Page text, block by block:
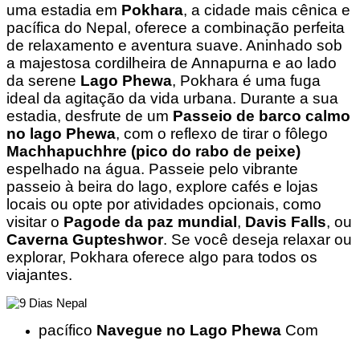
uma estadia em Pokhara, a cidade mais cênica e
pacífica do Nepal, oferece a combinação perfeita
de relaxamento e aventura suave. Aninhado sob
a majestosa cordilheira de Annapurna e ao lado
da serene Lago Phewa, Pokhara é uma fuga
ideal da agitação da vida urbana. Durante a sua
estadia, desfrute de um Passeio de barco calmo
no lago Phewa, com o reflexo de tirar o fôlego
Machhapuchhre (pico do rabo de peixe)
espelhado na água. Passeie pelo vibrante
passeio à beira do lago, explore cafés e lojas
locais ou opte por atividades opcionais, como
visitar o Pagode da paz mundial, Davis Falls, ou
Caverna Gupteshwor. Se você deseja relaxar ou
explorar, Pokhara oferece algo para todos os
viajantes.
pacífico Navegue no Lago Phewa Com